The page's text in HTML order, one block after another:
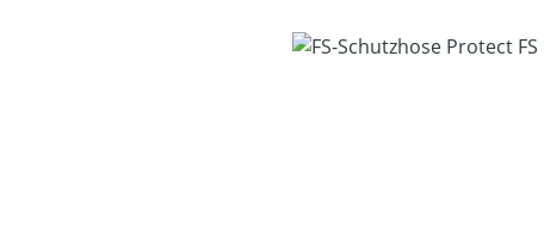
Bildergalerie überspringen